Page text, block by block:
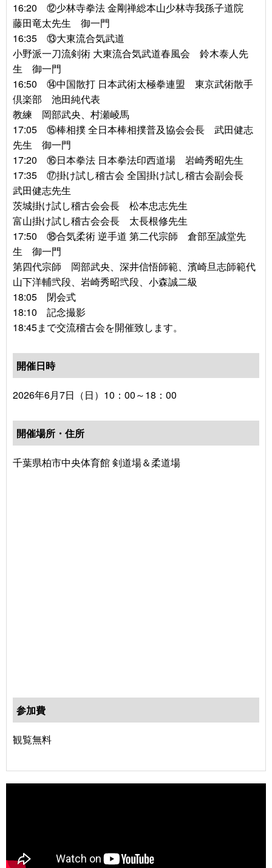
16:20 ⑫少林寺拳法 金剛禅総本山少林寺我孫子道院
藤田竜太先生 御一門
16:35 ⑬大東流合気武道
小野派一刀流剣術 大東流合気武道春風会 鈴木泰人先
生 御一門
16:50 ⑭中国散打 日本武術太極拳連盟 東京武術散手
倶楽部 池田純代表
教練 岡部武央、村瀬崚馬
17:05 ⑮棒相撲 全日本棒相撲普及協会会長 武田健志
先生 御一門
17:20 ⑯日本拳法 日本拳法印西道場 岩崎秀昭先生
17:35 ⑰掛け試し稽古会 全国掛け試し稽古会副会長
武田健志先生
茨城掛け試し稽古会会長 松本忠志先生
富山掛け試し稽古会会長 太長根修先生
17:50 ⑱合気柔術 逆手道 第二代宗師 倉部至誠堂先
生 御一門
第四代宗師 岡部武央、深井信悟師範、濱崎旦志師範代
山下洋輔弐段、岩崎秀昭弐段、小森誠二級
18:05 閉会式
18:10 記念撮影
18:45まで交流稽古会を開催致します。
開催日時
2026年6月7日（日）10：00～18：00
開催場所・住所
千葉県柏市中央体育館 剣道場＆柔道場
参加費
観覧無料